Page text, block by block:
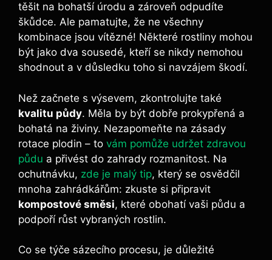
těšit na bohatší úrodu a zároveň odpudíte
škůdce. Ale pamatujte, že ne všechny
kombinace jsou vítězné! Některé rostliny mohou
být jako dva sousedé, kteří se nikdy nemohou
shodnout a v důsledku toho si navzájem škodí.
Než začnete s výsevem, zkontrolujte také
kvalitu půdy. Měla by být dobře prokypřená a
bohatá na živiny. Nezapomeňte na zásady
rotace plodin – to vám pomůže udržet zdravou
půdu a přivést do zahrady rozmanitost. Na
ochutnávku, zde je malý tip, který se osvědčil
mnoha zahrádkářům: zkuste si připravit
kompostové směsi, které obohatí vaši půdu a
podpoří růst vybraných rostlin.
Co se týče sázecího procesu, je důležité